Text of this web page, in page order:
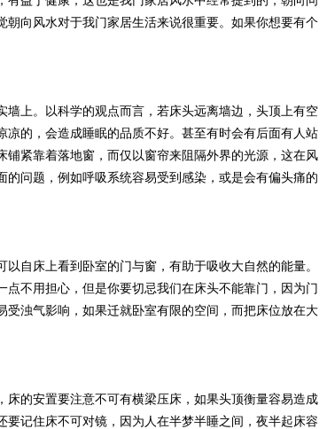
朝向风水对于我门家居生活来说很重要。如果你想要有个
墙上。以科学的观点而言，若床头远离墙边，头顶上有空
凉的，会造成睡眠的品质不好。甚至有时会有后面有人站
铺紧靠着落地窗，而仅以窗帘来阻隔外界的光源，这在风
问题，例如呼吸系统容易受到感染，或是会有偏头痛的
自床上看到卧室的门与窗，有助于吸收大自然的能量。
不用担心，但是你要切忌我们在床头不能靠门，因为门
受浊气影响，如果迁就卧室有限的空间，而把床位放在大
床的安置要注意不可有横梁压床，如果头顶衡量容易造成
要记住床不可对镜，因为人在半梦半睡之间，夜半起床容